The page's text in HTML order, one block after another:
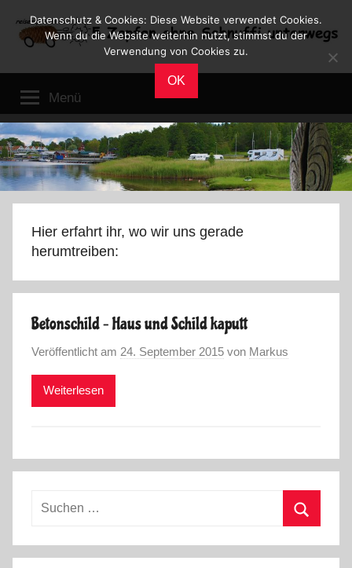
Inhalt
Reiseblog
Leben
im
Wohnmobil
Menü
Hier erfahrt ihr, wo wir uns gerade
herumtreiben:
Betonschild – Haus und Schild kaputt
Veröffentlicht am 24. September 2015 von Markus
Weiterlesen
Suchen
Datenschutz & Cookies: Diese Website verwendet Cookies.
Wenn du die Website weiterhin nutzt, stimmst du der
Verwendung von Cookies zu.
OK